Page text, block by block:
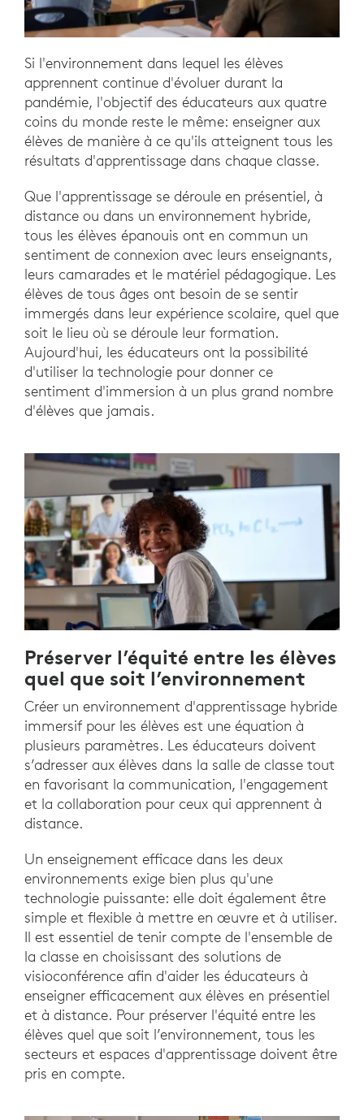
Si l'environnement dans lequel les élèves
apprennent continue d'évoluer durant la
pandémie, l'objectif des éducateurs aux quatre
coins du monde reste le même: enseigner aux
élèves de manière à ce qu'ils atteignent tous les
résultats d'apprentissage dans chaque classe.
Que l'apprentissage se déroule en présentiel, à
distance ou dans un environnement hybride,
tous les élèves épanouis ont en commun un
sentiment de connexion avec leurs enseignants,
leurs camarades et le matériel pédagogique. Les
élèves de tous âges ont besoin de se sentir
immergés dans leur expérience scolaire, quel que
soit le lieu où se déroule leur formation.
Aujourd'hui, les éducateurs ont la possibilité
d'utiliser la technologie pour donner ce
sentiment d'immersion à un plus grand nombre
d'élèves que jamais.
Préserver l’équité entre les élèves
quel que soit l’environnement
Créer un environnement d'apprentissage hybride
immersif pour les élèves est une équation à
plusieurs paramètres. Les éducateurs doivent
s’adresser aux élèves dans la salle de classe tout
en favorisant la communication, l'engagement
et la collaboration pour ceux qui apprennent à
distance.
Un enseignement efficace dans les deux
environnements exige bien plus qu'une
technologie puissante: elle doit également être
simple et flexible à mettre en œuvre et à utiliser.
Il est essentiel de tenir compte de l'ensemble de
la classe en choisissant des solutions de
visioconférence afin d'aider les éducateurs à
enseigner efficacement aux élèves en présentiel
et à distance. Pour préserver l'équité entre les
élèves quel que soit l’environnement, tous les
secteurs et espaces d'apprentissage doivent être
pris en compte.